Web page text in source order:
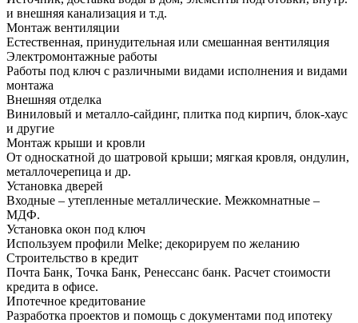
и внешняя канализация и т.д.
Монтаж вентиляции
Естественная, принудительная или смешанная вентиляция
Электромонтажные работы
Работы под ключ с различными видами исполнения и видами
монтажа
Внешняя отделка
Виниловый и металло-сайдинг, плитка под кирпич, блок-хаус
и другие
Монтаж крыши и кровли
От односкатной до шатровой крыши; мягкая кровля, ондулин,
металлочерепица и др.
Установка дверей
Входные – утепленные металлические. Межкомнатные –
МДФ.
Установка окон под ключ
Используем профили Melke; декорируем по желанию
Строительство в кредит
Почта Банк, Точка Банк, Ренессанс банк. Расчет стоимости
кредита в офисе.
Ипотечное кредитование
Разработка проектов и помощь с документами под ипотеку